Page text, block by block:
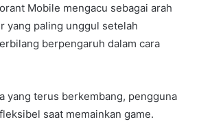
Mobile mengacu sebagai arah
yang paling unggul setelah
berpengaruh dalam cara
yang terus berkembang, pengguna
saat memainkan game.